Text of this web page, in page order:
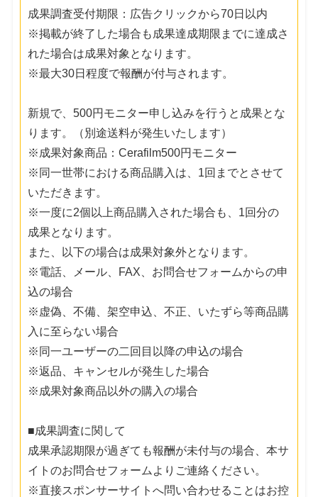
成果調査受付期限：広告クリックから70日以内
※掲載が終了した場合も成果達成期限までに達成さ
れた場合は成果対象となります。
※最大30日程度で報酬が付与されます。
新規で、500円モニター申し込みを行うと成果とな
ります。（別途送料が発生いたします）
※成果対象商品：Cerafilm500円モニター
※同一世帯における商品購入は、1回までとさせて
いただきます。
※一度に2個以上商品購入された場合も、1回分の
成果となります。
また、以下の場合は成果対象外となります。
※電話、メール、FAX、お問合せフォームからの申
込の場合
※虚偽、不備、架空申込、不正、いたずら等商品購
入に至らない場合
※同一ユーザーの二回目以降の申込の場合
※返品、キャンセルが発生した場合
※成果対象商品以外の購入の場合
■成果調査に関して
成果承認期限が過ぎても報酬が未付与の場合、本サ
イトのお問合せフォームよりご連絡ください。
※直接スポンサーサイトへ問い合わせることはお控